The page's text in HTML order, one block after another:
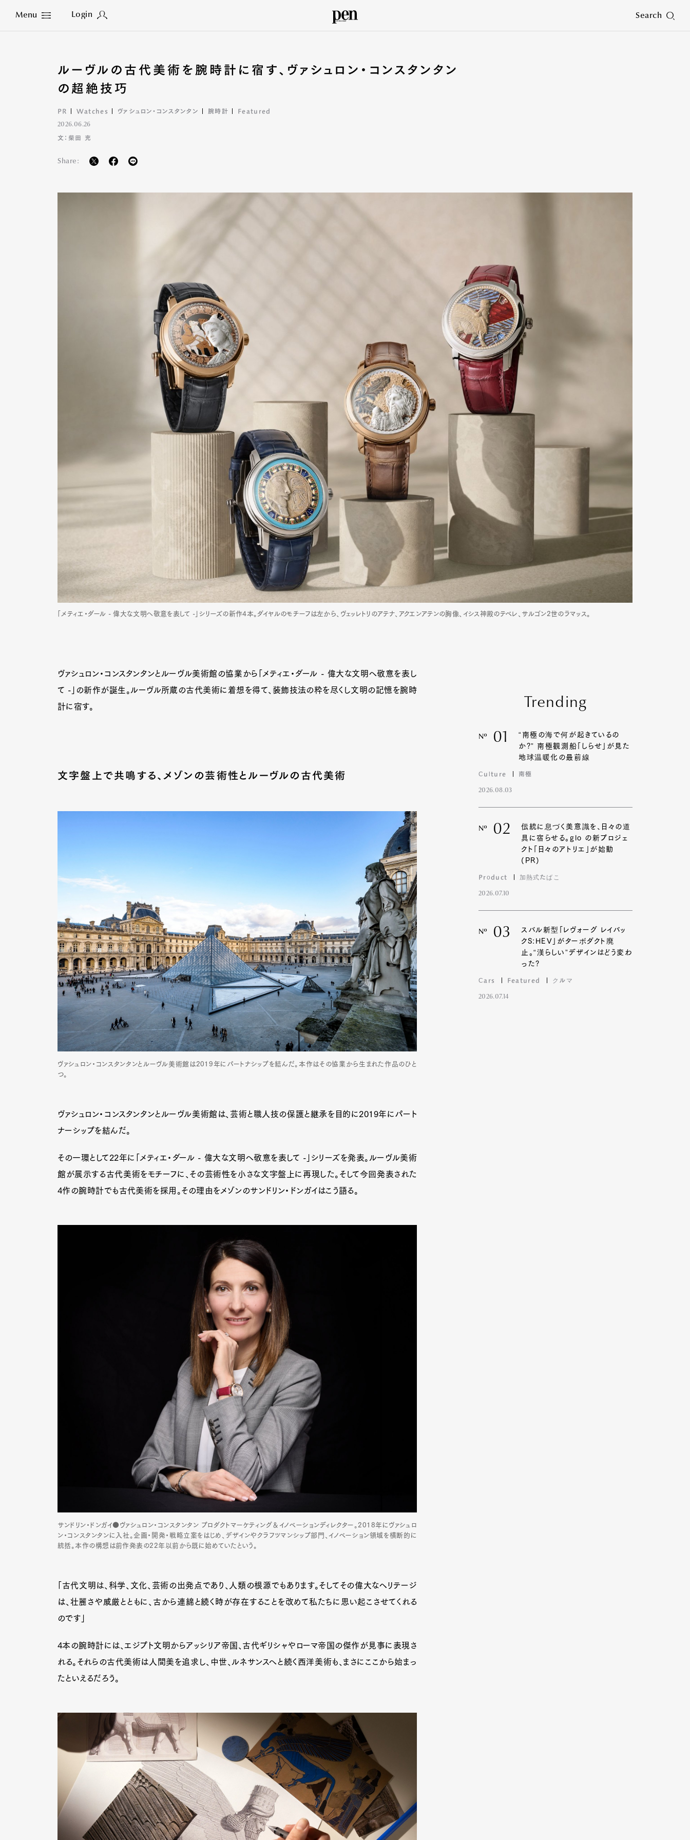
Menu Login Search
Close
Gourmet
Cars Product
Culture
Pen Membership Magazine Official Columnist
Pen Meet Pen international
ルーヴルの古代美術を腕時計に宿す、ヴァシュロン・コンスタンタン
の超絶技巧
PR Watches ヴァシュロン・コンスタンタン 腕時計 Featured
2026.06.26
文：柴田 充
Share:
「メティエ・ダール - 偉大な文明へ敬意を表して -」シリーズの新作4本。ダイヤルのモチーフは左から、ヴェッレトリのアテナ、アクエンアテンの胸像、イシス神殿のテベレ、サルゴン2世のラマッス。
ヴァシュロン・コンスタンタンとルーヴル美術館の協業から「メティエ・ダール - 偉大な文明へ敬意を表し
て -」の新作が誕生。ルーヴル所蔵の古代美術に着想を得て、装飾技法の粋を尽くし文明の記憶を腕時
計に宿す。
文字盤上で共鳴する、メゾンの芸術性とルーヴルの古代美術
ヴァシュロン・コンスタンタンとルーヴル美術館は2019年にパートナシップを結んだ。本作はその協業から生まれた作品のひと
つ。
ヴァシュロン・コンスタンタンとルーヴル美術館は、芸術と職人技の保護と継承を目的に2019年にパート
ナーシップを結んだ。
その一環として22年に「メティエ・ダール - 偉大な文明へ敬意を表して -」シリーズを発表。ルーヴル美術
館が展示する古代美術をモチーフに、その芸術性を小さな文字盤上に再現した。そして今回発表された
4作の腕時計でも古代美術を採用。その理由をメゾンのサンドリン・ドンガイはこう語る。
サンドリン・ドンガイ●ヴァシュロン・コンスタンタン プロダクトマーケティング＆イノベーションディレクター。2018年にヴァシュロ
ン・コンスタンタンに入社。企画・開発・戦略立案をはじめ、デザインやクラフツマンシップ部門、イノベーション領域を横断的に
統括。本作の構想は前作発表の22年以前から既に始めていたという。
「古代文明は、科学、文化、芸術の出発点であり、人類の根源でもあります。そしてその偉大なヘリテージ
は、壮麗さや威厳とともに、古から連綿と続く時が存在することを改めて私たちに思い起こさせてくれる
のです」
4本の腕時計には、エジプト文明からアッシリア帝国、古代ギリシャやローマ帝国の傑作が見事に表現さ
れる。それらの古代美術は人間美を追求し、中世、ルネサンスへと続く西洋美術も、まさにここから始まっ
たといえるだろう。
Trending
Nº 01
“南極の海で何が起きているの
か?” 南極観測船「しらせ」が見た
地球温暖化の最前線
Culture 南極
2026.08.03
Nº 02
伝統に息づく美意識を、日々の道
具に宿らせる。glo の新プロジェ
クト「日々のアトリエ」が始動
(PR)
Product 加熱式たばこ
2026.07.10
Nº 03
スバル新型「レヴォーグ レイバッ
クS:HEV」がターボダクト廃
止。“漢らしい”デザインはどう変わ
った?
Cars Featured クルマ
2026.07.14